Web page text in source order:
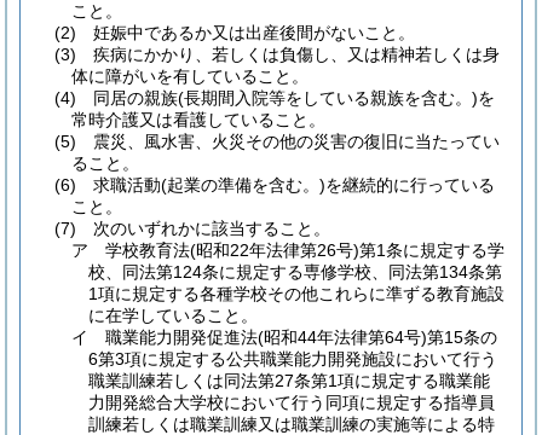
こと。
(2)
妊娠中であるか又は出産後間がないこと。
(3)
疾病にかかり、若しくは負傷し、又は精神若しくは身
体に障がいを有していること。
(4)
同居の親族(長期間入院等をしている親族を含む。)を
常時介護又は看護していること。
(5)
震災、風水害、火災その他の災害の復旧に当たってい
ること。
(6)
求職活動(起業の準備を含む。)を継続的に行っている
こと。
(7)
次のいずれかに該当すること。
ア
学校教育法(昭和22年法律第26号)第1条に規定する学
校、同法第124条に規定する専修学校、同法第134条第
1項に規定する各種学校その他これらに準ずる教育施設
に在学していること。
イ
職業能力開発促進法(昭和44年法律第64号)第15条の
6第3項に規定する公共職業能力開発施設において行う
職業訓練若しくは同法第27条第1項に規定する職業能
力開発総合大学校において行う同項に規定する指導員
訓練若しくは職業訓練又は職業訓練の実施等による特